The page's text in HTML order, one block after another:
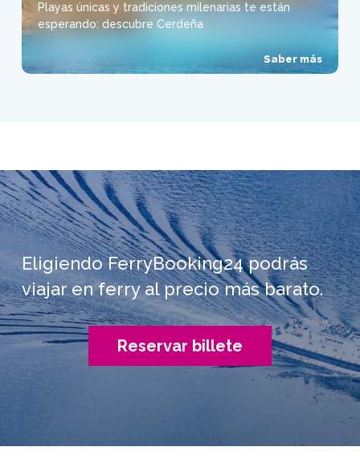
Playas únicas y tradiciones milenarias te están
esperando: descubre Cerdeña
Saber más
Eligiendo FerryBooking24 podrás
viajar en ferry al precio más barato.
Reservar billete